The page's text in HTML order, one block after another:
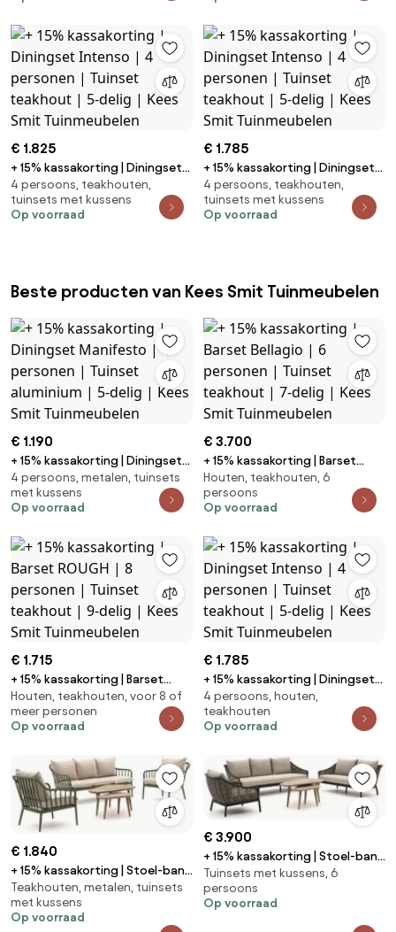
€ 1.825
+ 15% kassakorting | Diningset
Intenso | 4 personen | Tuinset
teakhout | 5-delig | Kees Smit
Tuinmeubelen
4 persoons, teakhouten,
tuinsets met kussens
Op voorraad
€ 1.785
+ 15% kassakorting | Diningset
Intenso | 4 personen | Tuinset
teakhout | 5-delig | Kees Smit
Tuinmeubelen
4 persoons, teakhouten,
tuinsets met kussens
Op voorraad
Beste producten van Kees Smit Tuinmeubelen
€ 1.190
+ 15% kassakorting | Diningset
Manifesto | 4 personen |
Tuinset aluminium | 5-delig |
Kees Smit Tuinmeubelen
4 persoons, metalen, tuinsets
met kussens
Op voorraad
€ 3.700
+ 15% kassakorting | Barset
Bellagio | 6 personen | Tuinset
teakhout | 7-delig | Kees Smit
Tuinmeubelen
Houten, teakhouten, 6
persoons
Op voorraad
€ 1.715
+ 15% kassakorting | Barset
ROUGH | 8 personen | Tuinset
teakhout | 9-delig | Kees Smit
Tuinmeubelen
Houten, teakhouten, voor 8 of
meer personen
Op voorraad
€ 1.785
+ 15% kassakorting | Diningset
Intenso | 4 personen | Tuinset
teakhout | 5-delig | Kees Smit
Tuinmeubelen
4 persoons, houten,
teakhouten
Op voorraad
€ 1.840
+ 15% kassakorting | Stoel-bank
loungeset Manifesto | 5
personen | Loungeset Groen |
Aluminium | Kees Smit
Teakhouten, metalen, tuinsets
met kussens
Op voorraad
€ 3.900
+ 15% kassakorting | Stoel-bank
loungeset Apple Bee | 6
personen | Loungeset Grijs |
Aluminium | Kees Smit
Tuinsets met kussens, 6
persoons
Op voorraad